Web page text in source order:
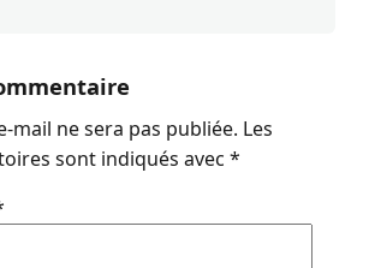
mail ne sera pas publiée. Les
sont indiqués avec *